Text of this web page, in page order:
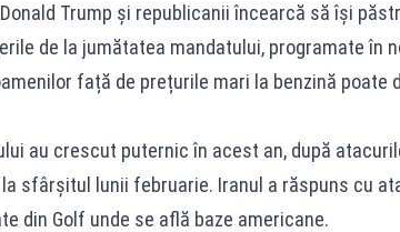
Trump și republicanii încearcă să își
de la jumătatea mandatului, programate în
față de prețurile mari la benzină poate
au crescut puternic în acest an, după
la sfârșitul lunii februarie. Iranul a răspuns cu
din Golf unde se află baze americane.